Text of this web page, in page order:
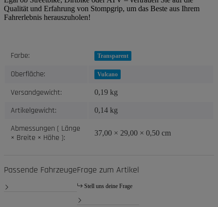
Qualität und Erfahrung von Stompgrip, um das Beste aus Ihrem
Fahrerlebnis herauszuholen!
Produkteigenschaft
Wert
Farbe: Transparent
Oberfläche: Vulcano
Versandgewicht: 0,19 kg
Artikelgewicht: 0,14 kg
Abmessungen ( Länge
× Breite × Höhe ):
37,00 × 29,00 × 0,50 cm
Passende FahrzeugeFrage zum Artikel
Stell uns deine Frage